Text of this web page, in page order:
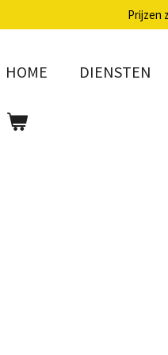
Prijzen
HOME DIENSTEN